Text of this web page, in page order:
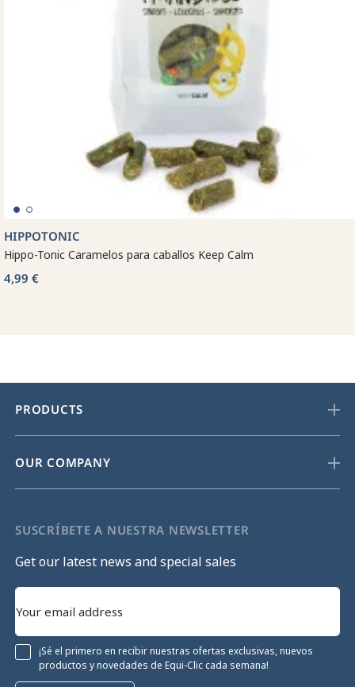
HIPPOTONIC
Hippo-Tonic Caramelos para caballos Keep Calm
4,99 €
PRODUCTS
OUR COMPANY
SUSCRÍBETE A NUESTRA NEWSLETTER
Get our latest news and special sales
¡Sé el primero en recibir nuestras ofertas exclusivas, nuevos
productos y novedades de Equi-Clic cada semana!